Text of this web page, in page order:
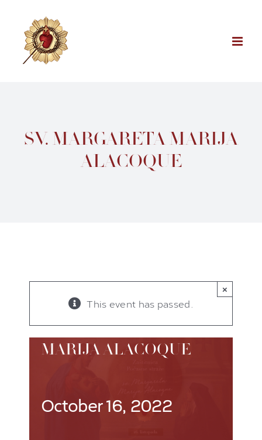
content
SV. MARGARETA MARIJA
ALACOQUE
×
This event has passed.
SV. MARGARETA
MARIJA ALACOQUE
October 16, 2022